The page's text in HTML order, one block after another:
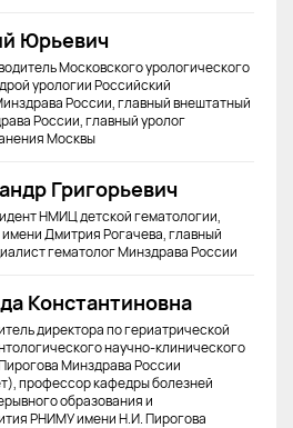
Юрьевич
Московского урологического
урологии Российский
России, главный внештатный
России, главный уролог
Москвы
Григорьевич
НМИЦ детской гематологии,
Дмитрия Рогачева, главный
гематолог Минздрава России
Константиновна
директора по гериатрической
научно-клинического
Минздрава России
профессор кафедры болезней
образования и
РНИМУ имени Н.И. Пирогова